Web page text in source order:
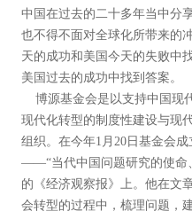
中国在过去的二十多年当中分
也不得不面对全球化所带来的
天的成功和美国今天的失败中
美国过去的成功中找到答案。
博源基金会是以支持中国现
现代化转型的制度性建设与现
组织。在今年1月20日基金会
——“当代中国问题研究的使命
的《经济观察报》上。他在文
会转型的过程中，梳理问题，